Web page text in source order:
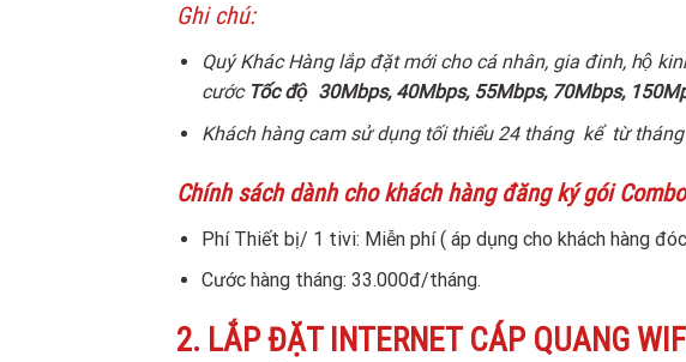
Ghi chú:
Quý Khác Hàng lắp đặt mới cho cá nhân, gia đinh, hộ
cước Tốc độ 30Mbps, 40Mbps, 55Mbps, 70Mbps,
Khách hàng cam sử dụng tối thiểu 24 tháng kể từ
Chính sách dành cho khách hàng đăng ký gói
Phí Thiết bị/ 1 tivi: Miễn phí ( áp dụng cho khách hàng
Cước hàng tháng: 33.000đ/tháng.
2. LẮP ĐẶT INTERNET CÁP QUANG